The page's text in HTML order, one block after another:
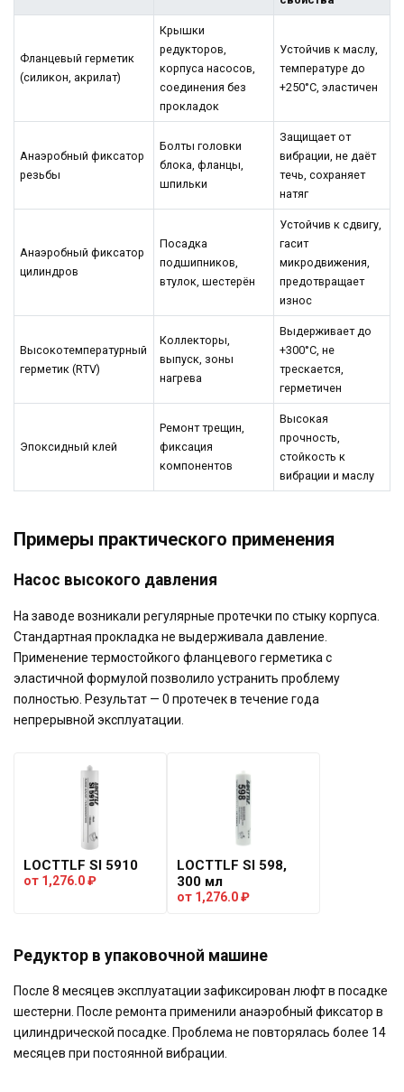
Фланцевый герметик
(силикон, акрилат)
Крышки
редукторов,
корпуса насосов,
соединения без
прокладок
Устойчив к маслу,
температуре до
+250°C, эластичен
Анаэробный фиксатор
резьбы
Болты головки
блока, фланцы,
шпильки
Защищает от
вибрации, не даёт
течь, сохраняет
натяг
Анаэробный фиксатор
цилиндров
Посадка
подшипников,
втулок, шестерён
Устойчив к сдвигу,
гасит
микродвижения,
предотвращает
износ
Высокотемпературный
герметик (RTV)
Коллекторы,
выпуск, зоны
нагрева
Выдерживает до
+300°C, не
трескается,
герметичен
Эпоксидный клей
Ремонт трещин,
фиксация
компонентов
Высокая
прочность,
стойкость к
вибрации и маслу
Примеры практического применения
Насос высокого давления
На заводе возникали регулярные протечки по стыку корпуса.
Стандартная прокладка не выдерживала давление.
Применение термостойкого фланцевого герметика с
эластичной формулой позволило устранить проблему
полностью. Результат — 0 протечек в течение года
непрерывной эксплуатации.
LOCTTLF SI 5910
от 1,276.0₽
LOCTTLF SI 598,
300 мл
от 1,276.0₽
Редуктор в упаковочной машине
После 8 месяцев эксплуатации зафиксирован люфт в посадке
шестерни. После ремонта применили анаэробный фиксатор в
цилиндрической посадке. Проблема не повторялась более 14
месяцев при постоянной вибрации.